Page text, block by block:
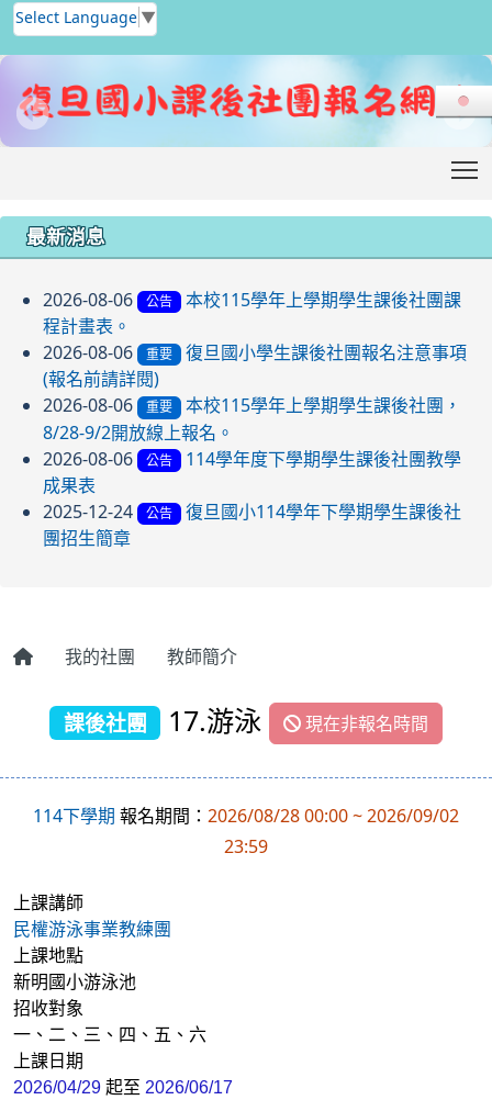
Select Language ▼
最新消息
2026-08-06 公告
本校115學年上學期學生課後社團課
程計畫表。
2026-08-06
重要
復旦國小學生課後社團報名注意事項
(報名前請詳閱)
2026-08-06
重要
本校115學年上學期學生課後社團，
8/28-9/2開放線上報名。
2026-08-06
公告
114學年度下學期學生課後社團教學
成果表
2025-12-24
公告
復旦國小114學年下學期學生課後社
團招生簡章
我的社團 教師簡介
課後社團 17.游泳 現在非報名時間
114下學期 報名期間： 2026/08/28 00:00 ~ 2026/09/02
23:59
上課講師
民權游泳事業教練團
上課地點
新明國小游泳池
招收對象
一、二、三、四、五、六
上課日期
2026/04/29 起至 2026/06/17